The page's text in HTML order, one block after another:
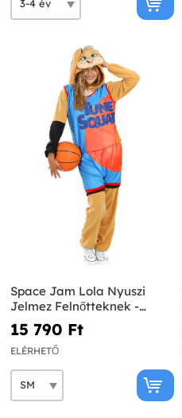
Space Jam Lola Nyuszi
Jelmez Felnőtteknek -
Bolondos Dallamok
15 790 Ft‎
ELÉRHETŐ